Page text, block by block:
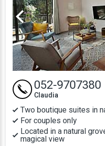
Two boutique suites in
For couples only
Located in a natural
magical view
052-9707380
Claudia